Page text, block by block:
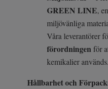
GREEN LINE,
miljövänliga
Våra leverantörer
förordningenför
kemikalier används.
Hållbarhet och